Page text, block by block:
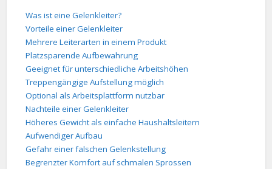
Was ist eine Gelenkleiter?
Vorteile einer Gelenkleiter
Mehrere Leiterarten in einem Produkt
Platzsparende Aufbewahrung
Geeignet für unterschiedliche Arbeitshöhen
Treppengängige Aufstellung möglich
Optional als Arbeitsplattform nutzbar
Nachteile einer Gelenkleiter
Höheres Gewicht als einfache Haushaltsleitern
Aufwendiger Aufbau
Gefahr einer falschen Gelenkstellung
Begrenzter Komfort auf schmalen Sprossen